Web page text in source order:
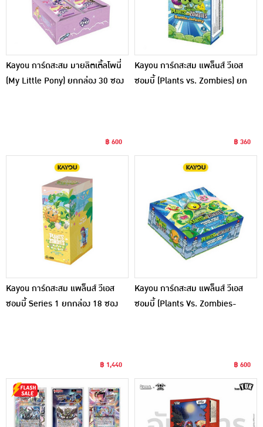
Kayou การ์ดสะสม มายลิตเติ้ลโพนี่
(My Little Pony) ยกกล่อง 30 ซอง
฿ 600
Kayou การ์ดสะสม แพล็นส์ วีเอส
ซอมบี้ (Plants vs. Zombies) ยก
฿ 360
Kayou การ์ดสะสม แพล็นส์ วีเอส
ซอมบี้ Series 1 ยกกล่อง 18 ซอง
฿ 1,440
Kayou การ์ดสะสม แพล็นส์ วีเอส
ซอมบี้ (Plants Vs. Zombies-
฿ 600